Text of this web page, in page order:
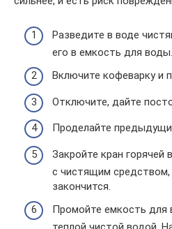
Разведите в воде
его в емкость для воды.
Включите кофеварку и
Отключите, дайте
Проделайте
Закройте кран горячей
с чистящим
закончится.
Промойте емкость для